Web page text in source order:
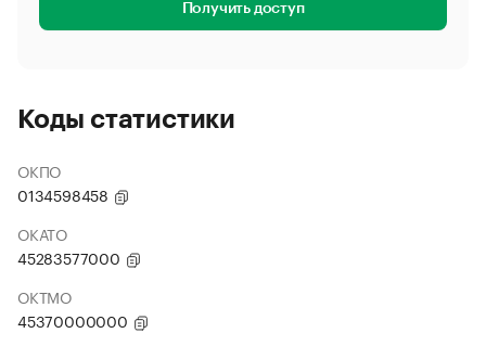
Получить доступ
Коды статистики
ОКПО
0134598458
ОКАТО
45283577000
ОКТМО
45370000000